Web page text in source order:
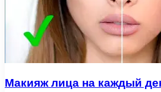
Макияж лица на каждый